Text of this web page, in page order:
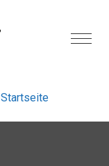
Startseite